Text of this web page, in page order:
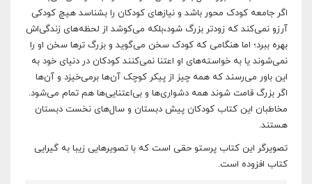
اگر جامعه کودک محور باشد و نیازهای کودکان را بشناسد هیچ کودکی
آرزو نمی‌کند که زودتر بزرگ شود،بلکه می‌کوشد از لحظه‌های زندگی‌اش
بهره ببرد؛ اما هنگامی که کودک سخن می‌گوید و بزرگ ترها سخن او را
نمی‌شوند یا به خواسته‌های او اعتنا نمی‌کنند کودکان در دنیای خود به
این باور می‌رسند که همه چیز از پیکر کوچک آن‌ها برمی‌خیزد و آن‌ها
اگر بزرگ قامت شوند همه دشواری‌ها و بی‌اعتنایی‌ها هم تمام می‌شود.
مخاطبان این کتاب کودکان پیش دبستان و سال‌های نخست دبستان
هستند.
تصویرگر این کتاب پرستو حقی است که با تصویرهایی زیبا به گیرایی
کتاب افزوده است.